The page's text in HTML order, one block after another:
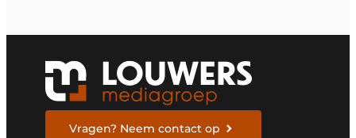
Vragen? Neem contact op